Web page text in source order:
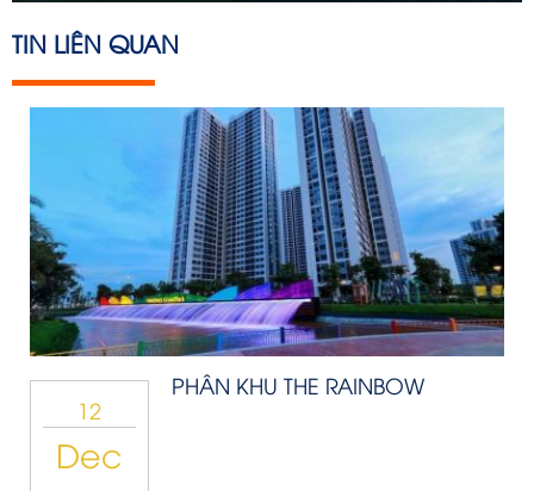
TIN LIÊN QUAN
12
Dec
PHÂN KHU THE RAINBOW